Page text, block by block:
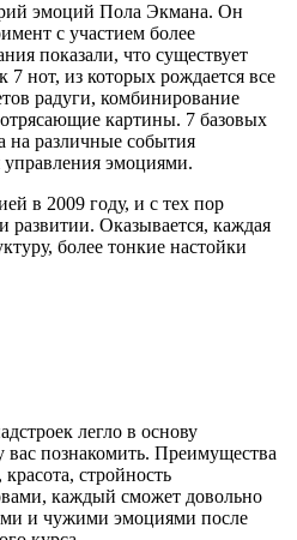
эмоций Пола Экмана. Он
с участием более
показали, что существует
нот, из которых рождается все
радуги, комбинирование
картины. 7 базовых
на различные события
эмоциями.
в 2009 году, и с тех пор
развитии. Оказывается, каждая
более тонкие настойки
легло в основу
вас познакомить. Преимущества
стройность
каждый сможет довольно
и чужими эмоциями после